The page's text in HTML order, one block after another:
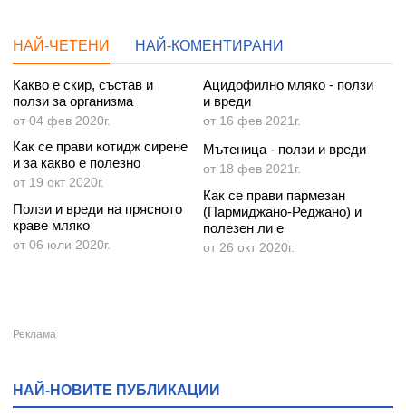
НАЙ-ЧЕТЕНИ НАЙ-КОМЕНТИРАНИ
Какво е скир, състав и
ползи за организма
от 04 фев 2020г.
Как се прави котидж сирене
и за какво е полезно
от 19 окт 2020г.
Ползи и вреди на прясното
краве мляко
от 06 юли 2020г.
Ацидофилно мляко - ползи
и вреди
от 16 фев 2021г.
Мътеница - ползи и вреди
от 18 фев 2021г.
Как се прави пармезан
(Пармиджано-Реджано) и
полезен ли е
от 26 окт 2020г.
НАЙ-НОВИТЕ ПУБЛИКАЦИИ